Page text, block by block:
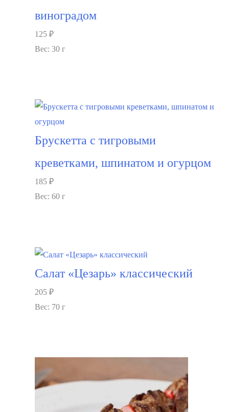
виноградом
125 ₽
Вес: 30 г
Брускетта с тигровыми
креветками, шпинатом и огурцом
185 ₽
Вес: 60 г
Салат «Цезарь» классический
205 ₽
Вес: 70 г